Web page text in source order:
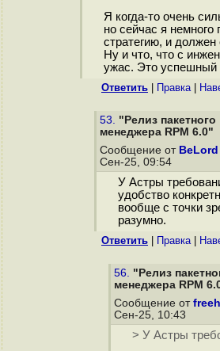
Я когда-то очень
но сейчас я
стратегию, и должен
Ну и что, что с
ужас. Это успешный
Ответить Правка|
53. "Релиз пакетного
менеджера RPM 6.0"
Сообщение от BeLord
Сен-25, 09:54
У Астры
удобство
вообще с точки
разумно.
Ответить Правка|
56. "Релиз
менеджера RPM
Сообщение от
Сен-25, 10:43
> У Астры